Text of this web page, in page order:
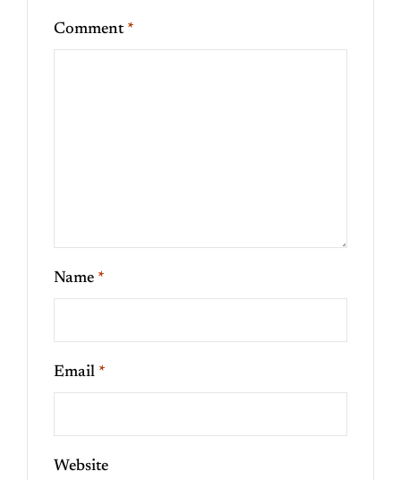
Comment *
Name *
Email *
Website